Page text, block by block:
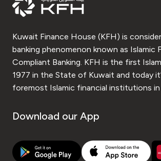
Kuwait Finance House (KFH) is
banking phenomenon known as Islamic
Compliant Banking. KFH is the first
1977 in the State of Kuwait and today
foremost Islamic financial institutions
Download our App